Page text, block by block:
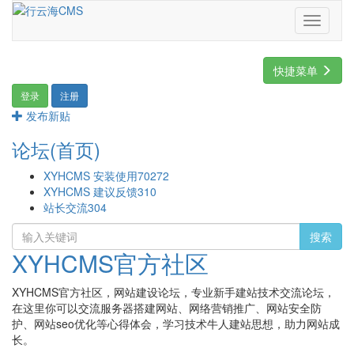
Toggle
快捷菜单
登录 注册
发布新贴
论坛(首页)
XYHCMS 安装使用70272
XYHCMS 建议反馈310
站长交流304
搜索
XYHCMS官方社区
XYHCMS官方社区，网站建设论坛，专业新手建站技术交流论坛，
在这里你可以交流服务器搭建网站、网络营销推广、网站安全防
护、网站seo优化等心得体会，学习技术牛人建站思想，助力网站成
长。